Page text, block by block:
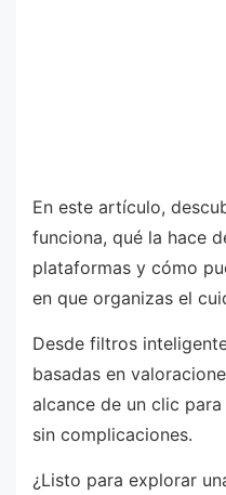
En este artículo,
funciona, qué la hace
plataformas y cómo
en que organizas el
Desde filtros
basadas en
alcance de un clic
sin complicaciones.
¿Listo para explorar